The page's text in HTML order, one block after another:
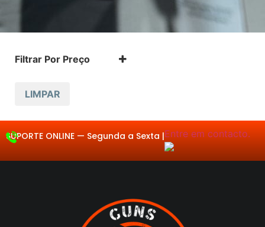
Filtrar Por Preço
LIMPAR
SUPORTE ONLINE — Se|Entre em contacto.